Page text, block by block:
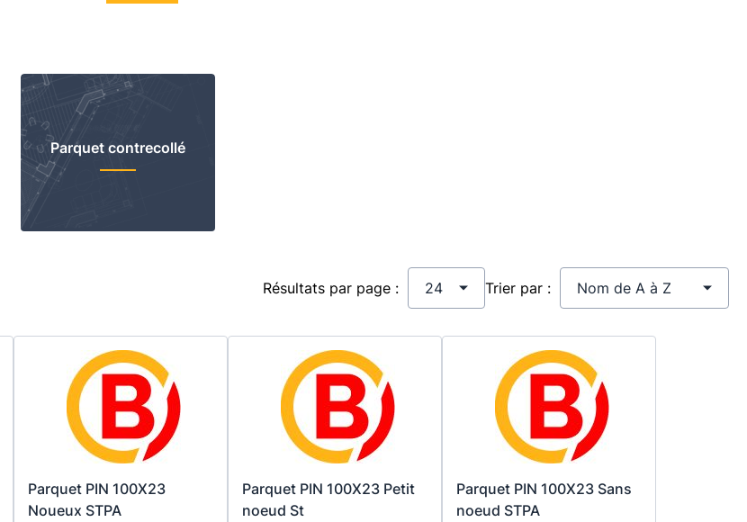
Parquet contrecollé
Résultats par page : Trier par :
Parquet PIN 100X23
Noueux STPA
Parquet PIN 100X23 Petit
noeud St
Parquet PIN 100X23 Sans
noeud STPA